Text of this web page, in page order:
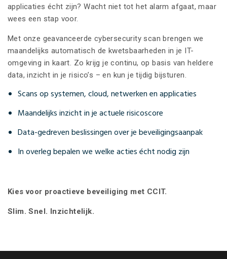
applicaties écht zijn? Wacht niet tot het alarm afgaat, maar
wees een stap voor.
Met onze geavanceerde cybersecurity scan brengen we
maandelijks automatisch de kwetsbaarheden in je IT-
omgeving in kaart. Zo krijg je continu, op basis van heldere
data, inzicht in je risico’s – en kun je tijdig bijsturen.
Scans op systemen, cloud, netwerken en applicaties
Maandelijks inzicht in je actuele risicoscore
Data-gedreven beslissingen over je beveiligingsaanpak
In overleg bepalen we welke acties écht nodig zijn
Kies voor proactieve beveiliging met CCIT.
Slim. Snel. Inzichtelijk.